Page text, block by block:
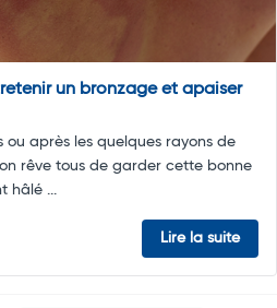
un bronzage et apaiser
après les quelques rayons de
rêve tous de garder cette bonne
hâlé ...
Lire la suite